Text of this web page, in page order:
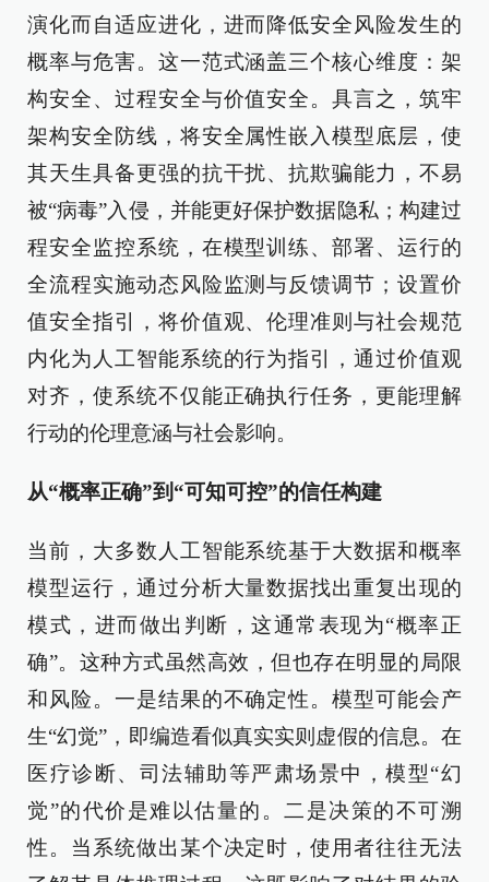
演化而自适应进化，进而降低安全风险发生的
概率与危害。这一范式涵盖三个核心维度：架
构安全、过程安全与价值安全。具言之，筑牢
架构安全防线，将安全属性嵌入模型底层，使
其天生具备更强的抗干扰、抗欺骗能力，不易
被“病毒”入侵，并能更好保护数据隐私；构建过
程安全监控系统，在模型训练、部署、运行的
全流程实施动态风险监测与反馈调节；设置价
值安全指引，将价值观、伦理准则与社会规范
内化为人工智能系统的行为指引，通过价值观
对齐，使系统不仅能正确执行任务，更能理解
行动的伦理意涵与社会影响。
从“概率正确”到“可知可控”的信任构建
当前，大多数人工智能系统基于大数据和概率
模型运行，通过分析大量数据找出重复出现的
模式，进而做出判断，这通常表现为“概率正
确”。这种方式虽然高效，但也存在明显的局限
和风险。一是结果的不确定性。模型可能会产
生“幻觉”，即编造看似真实实则虚假的信息。在
医疗诊断、司法辅助等严肃场景中，模型“幻
觉”的代价是难以估量的。二是决策的不可溯
性。当系统做出某个决定时，使用者往往无法